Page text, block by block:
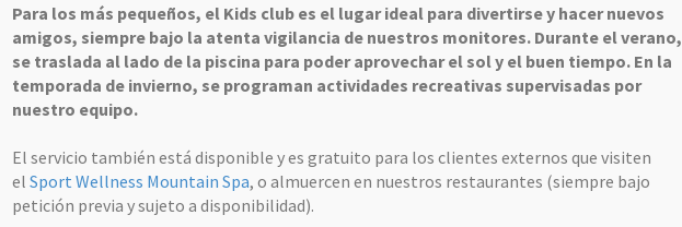
Para los más pequeños, el Kids club es el lugar ideal para divertirse y hacer nuevos
amigos, siempre bajo la atenta vigilancia de nuestros monitores. Durante el verano,
se traslada al lado de la piscina para poder aprovechar el sol y el buen tiempo. En la
temporada de invierno, se programan actividades recreativas supervisadas por
nuestro equipo.
El servicio también está disponible y es gratuito para los clientes externos que visiten
elSport Wellness Mountain Spa, o almuercen en nuestros restaurantes (siempre bajo
petición previa y sujeto a disponibilidad).